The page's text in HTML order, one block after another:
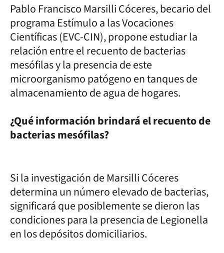
Pablo Francisco Marsilli Cóceres, becario del
programa Estímulo a las Vocaciones
Científicas (EVC-CIN), propone estudiar la
relación entre el recuento de bacterias
mesófilas y la presencia de este
microorganismo patógeno en tanques de
almacenamiento de agua de hogares.
¿Qué información brindará el recuento de
bacterias mesófilas?
Si la investigación de Marsilli Cóceres
determina un número elevado de bacterias,
significará que posiblemente se dieron las
condiciones para la presencia de Legionella
en los depósitos domiciliarios.